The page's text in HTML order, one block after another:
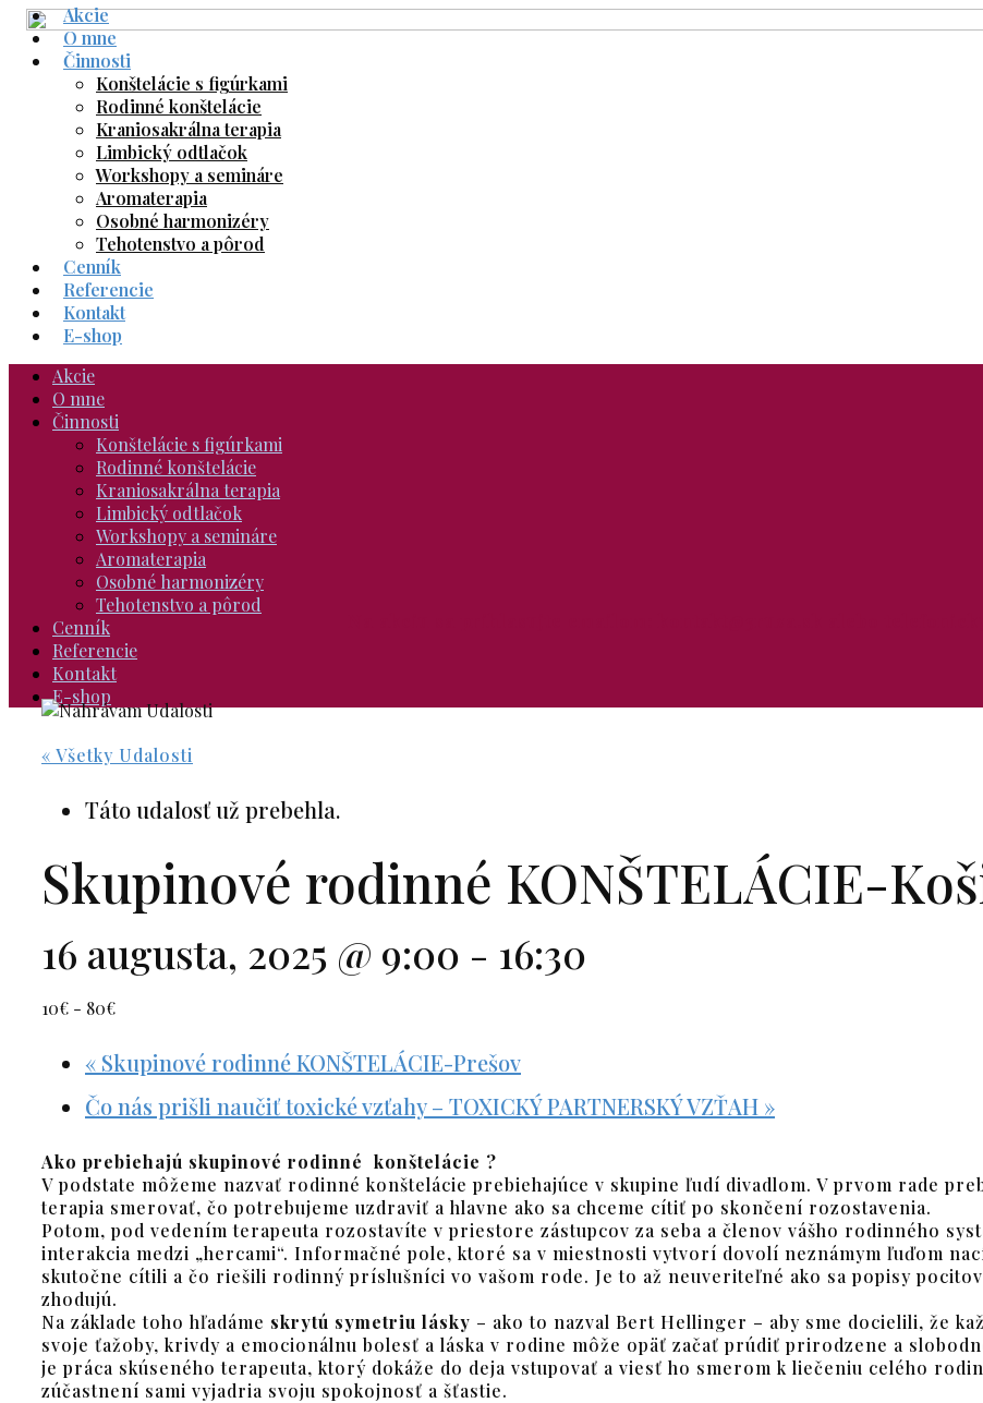
Skip
content
Akcie
O mne
Činnosti
Konštelácie s figúrkami
Rodinné konštelácie
Kraniosakrálna terapia
Limbický odtlačok
Workshopy a semináre
Aromaterapia
Osobné harmonizéry
Tehotenstvo a pôrod
Cenník
Referencie
Kontakt
E-shop
Akcie
O mne
Činnosti
Konštelácie s figúrkami
Rodinné konštelácie
Kraniosakrálna terapia
Limbický odtlačok
Workshopy a semináre
Aromaterapia
Osobné harmonizéry
Tehotenstvo a pôrod
Cenník
Referencie
Kontakt
E-shop
« Všetky Udalosti
Táto udalosť už prebehla.
Skupinové rodinné KONŠTELÁCIE-
16 augusta, 2025 @ 9:00 - 16:30
10€ - 80€
« Skupinové rodinné KONŠTELÁCIE-Prešov
Čo nás prišli naučiť toxické vzťahy – TOXICKÝ PARTNERSKÝ VZŤAH »
Ako prebiehajú skupinové rodinné konštelácie ?
V podstate môžeme nazvať rodinné konštelácie prebiehajúce v skupine ľudí divadlom. V prvom rade
terapia smerovať, čo potrebujeme uzdraviť a hlavne ako sa chceme cítiť po skončení rozostavenia.
Potom, pod vedením terapeuta rozostavíte v priestore zástupcov za seba a členov vášho rodinného
interakcia medzi „hercami“. Informačné pole, ktoré sa v miestnosti vytvorí dovolí neznámym ľuďom
skutočne cítili a čo riešili rodinný príslušníci vo vašom rode. Je to až neuveriteľné ako sa popisy
zhodujú.
Na základe toho hľadáme skrytú symetriu lásky – ako to nazval Bert Hellinger – aby sme docielili, že
svoje ťažoby, krivdy a emocionálnu bolesť a láska v rodine môže opäť začať prúdiť prirodzene a
je práca skúseného terapeuta, ktorý dokáže do deja vstupovať a viesť ho smerom k liečeniu celého
zúčastnení sami vyjadria svoju spokojnosť a šťastie.